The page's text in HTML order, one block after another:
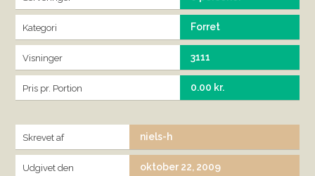
Kategori Forret
Visninger 3111
Pris pr. Portion 0.00 kr.
Skrevet af niels-h
Udgivet den oktober 22, 2009